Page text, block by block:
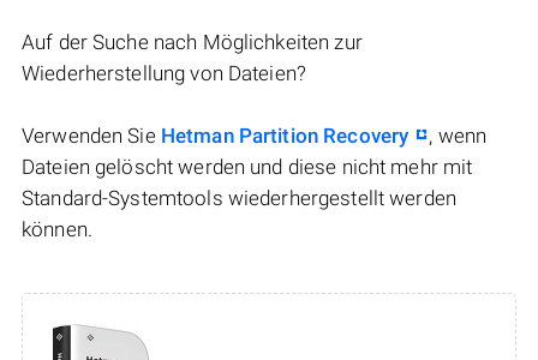
Auf der Suche nach Möglichkeiten zur
Wiederherstellung von Dateien?
Verwenden Sie Hetman Partition Recovery
, wenn
Dateien gelöscht werden und diese nicht mehr mit
Standard-Systemtools wiederhergestellt werden
können.